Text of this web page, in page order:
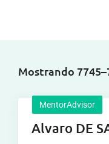
Mostrando
MentorAdvisor
Alvaro DE